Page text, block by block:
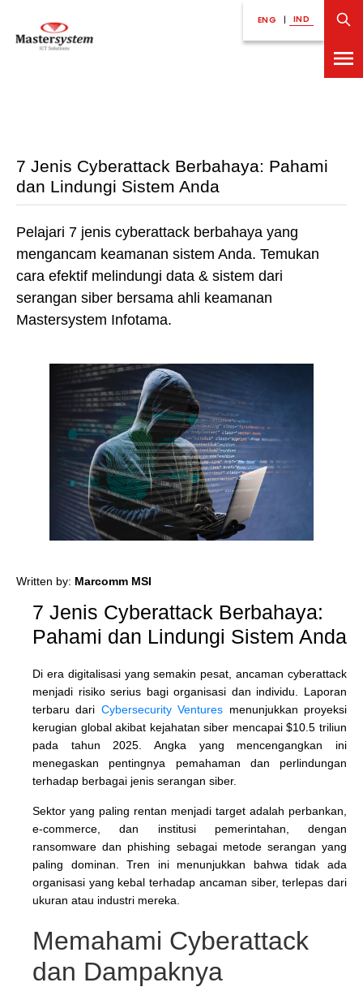
ENG | IND
7 Jenis Cyberattack Berbahaya: Pahami
dan Lindungi Sistem Anda
Pelajari 7 jenis cyberattack berbahaya yang
mengancam keamanan sistem Anda. Temukan
cara efektif melindungi data & sistem dari
serangan siber bersama ahli keamanan
Mastersystem Infotama.
Written by: Marcomm MSI
7 Jenis Cyberattack Berbahaya:
Pahami dan Lindungi Sistem Anda
Di era digitalisasi yang semakin pesat, ancaman cyberattack
menjadi risiko serius bagi organisasi dan individu. Laporan
terbaru dari Cybersecurity Ventures menunjukkan proyeksi
kerugian global akibat kejahatan siber mencapai $10.5 triliun
pada tahun 2025. Angka yang mencengangkan ini
menegaskan pentingnya pemahaman dan perlindungan
terhadap berbagai jenis serangan siber.
Sektor yang paling rentan menjadi target adalah perbankan,
e-commerce, dan institusi pemerintahan, dengan
ransomware dan phishing sebagai metode serangan yang
paling dominan. Tren ini menunjukkan bahwa tidak ada
organisasi yang kebal terhadap ancaman siber, terlepas dari
ukuran atau industri mereka.
Memahami Cyberattack
dan Dampaknya